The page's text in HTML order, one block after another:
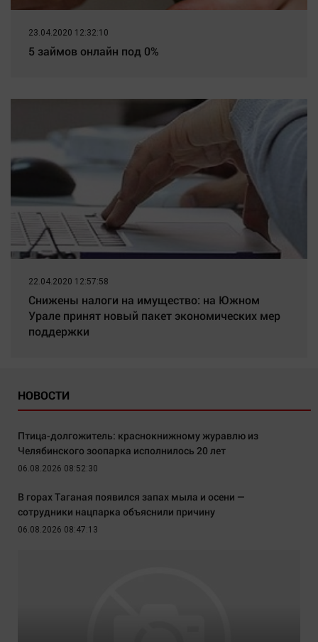
23.04.2020 12:32:10
5 займов онлайн под 0%
22.04.2020 12:57:58
Снижены налоги на имущество: на Южном
Урале принят новый пакет экономических мер
поддержки
НОВОСТИ
Птица-долгожитель: краснокнижному журавлю из
Челябинского зоопарка исполнилось 20 лет
06.08.2026 08:52:30
В горах Таганая появился запах мыла и осени —
сотрудники нацпарка объяснили причину
06.08.2026 08:47:13